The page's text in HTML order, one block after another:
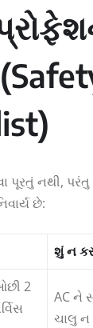
પૂરતું નથી,
છે:
શું ન
2
AC ને
ચાલુ ન